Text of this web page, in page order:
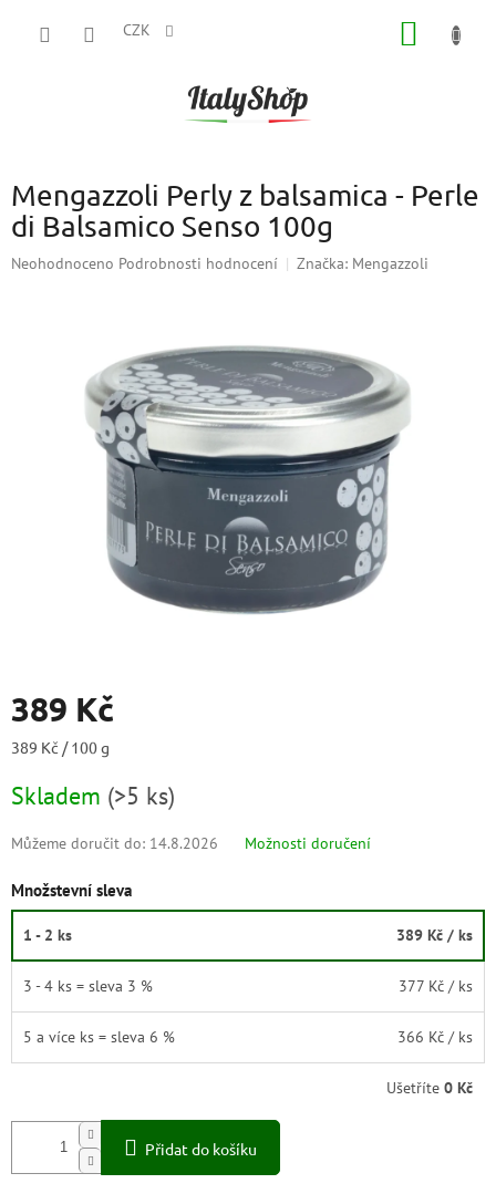
CZK
Mengazzoli Perly z balsamica - Perle
di Balsamico Senso 100g
Průměrné
Neohodnoceno Podrobnosti hodnocení Značka: Mengazzoli
389 Kč
Měrná
389 Kč / 100 g
Skladem (>5 ks)
Můžeme doručit do: 14.8.2026 Možnosti doručení
Množstevní sleva
1 - 2 ks 389 Kč / ks
3 - 4 ks = sleva 3 % 377 Kč / ks
5 a více ks = sleva 6 % 366 Kč / ks
Ušetříte 0 Kč
Přidat do košíku